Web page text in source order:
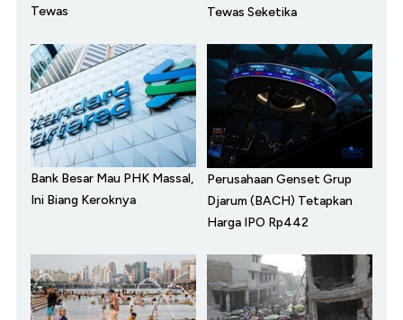
Tewas
Tewas Seketika
Bank Besar Mau PHK Massal,
Ini Biang Keroknya
Perusahaan Genset Grup
Djarum (BACH) Tetapkan
Harga IPO Rp442